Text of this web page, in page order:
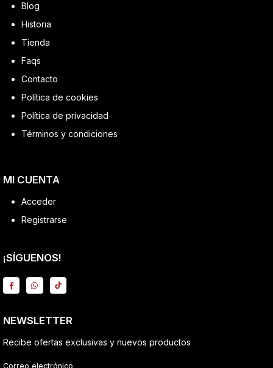
Blog
Historia
Tienda
Faqs
Contacto
Política de cookies
Política de privacidad
Términos y condiciones
MI CUENTA
Acceder
Registrarse
¡SÍGUENOS!
NEWSLETTER
Recibe ofertas exclusivas y nuevos productos
Correo electrónico